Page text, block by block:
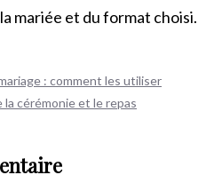
mariée et du format choisi.
: comment les utiliser
cérémonie et le repas